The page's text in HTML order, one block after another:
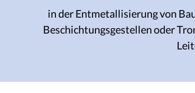
in der Entmetallisierung von
Beschichtungsgestellen oder